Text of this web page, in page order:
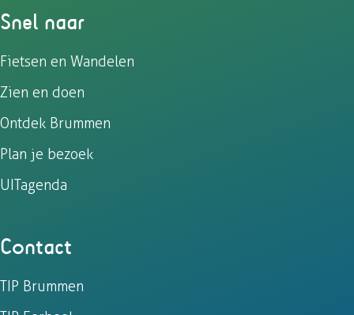
Snel naar
Fietsen en Wandelen
Zien en doen
Ontdek Brummen
Plan je bezoek
UITagenda
Contact
TIP Brummen